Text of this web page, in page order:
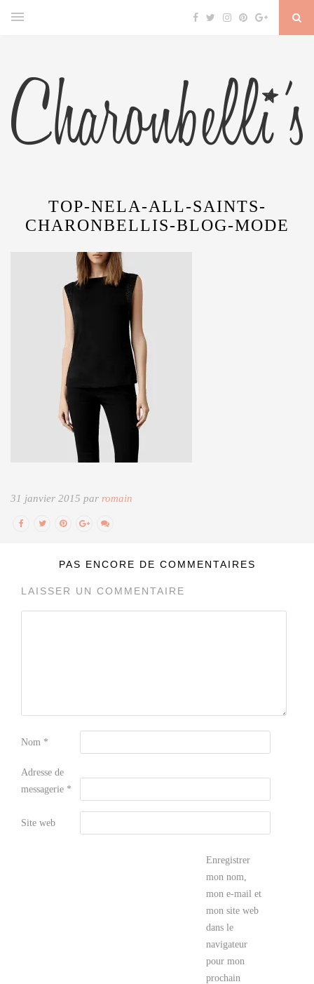
TOP-NELA-ALL-SAINTS-
CHARONBELLIS-BLOG-MODE
31 janvier 2015 par romain
PAS ENCORE DE COMMENTAIRES
LAISSER UN COMMENTAIRE
Nom *
Adresse de
messagerie *
Site web
Enregistrer
mon nom,
mon e-mail et
mon site web
dans le
navigateur
pour mon
prochain